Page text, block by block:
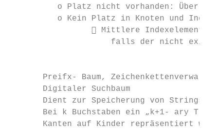
o Platz nicht vorhanden:
o Kein Platz in Knoten und
 Mittlere Indexelement
falls der nicht
Preifx- Baum,
       Digitaler Suchbaum
       Dient zur Speicherung von Strings
Bei k Buchstaben ein „k+1- ary
       Kanten auf Kinder repräsentiert wird